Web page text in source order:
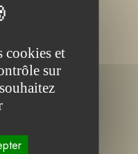
cookies et
sur